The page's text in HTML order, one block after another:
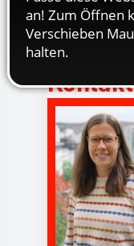
Kontakt